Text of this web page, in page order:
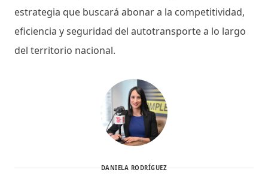
estrategia que buscará abonar a la competitividad,
eficiencia y seguridad del autotransporte a lo largo
del territorio nacional.
DANIELA RODRÍGUEZ